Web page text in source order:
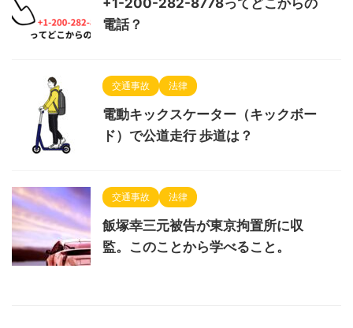
電話？
交通事故 法律
電動キックスケーター（キックボー
ド）で公道走行 歩道は？
交通事故 法律
飯塚幸三元被告が東京拘置所に収
監。このことから学べること。